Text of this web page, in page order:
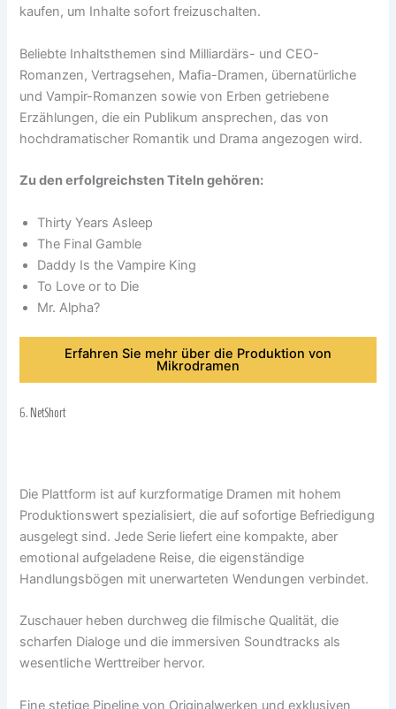
kaufen, um Inhalte sofort freizuschalten.
Beliebte Inhaltsthemen sind Milliardärs- und CEO-
Romanzen, Vertragsehen, Mafia-Dramen, übernatürliche
und Vampir-Romanzen sowie von Erben getriebene
Erzählungen, die ein Publikum ansprechen, das von
hochdramatischer Romantik und Drama angezogen wird.
Zu den erfolgreichsten Titeln gehören:
Thirty Years Asleep
The Final Gamble
Daddy Is the Vampire King
To Love or to Die
Mr. Alpha?
Erfahren Sie mehr über die Produktion von
Mikrodramen
6. NetShort
Die Plattform ist auf kurzformatige Dramen mit hohem
Produktionswert spezialisiert, die auf sofortige Befriedigung
ausgelegt sind. Jede Serie liefert eine kompakte, aber
emotional aufgeladene Reise, die eigenständige
Handlungsbögen mit unerwarteten Wendungen verbindet.
Zuschauer heben durchweg die filmische Qualität, die
scharfen Dialoge und die immersiven Soundtracks als
wesentliche Werttreiber hervor.
Eine stetige Pipeline von Originalwerken und exklusiven